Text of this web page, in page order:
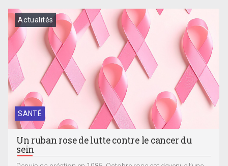
SANTÉ
Actualités
Un ruban rose de lutte contre le cancer du
sein